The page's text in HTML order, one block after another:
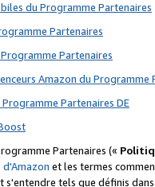
du Programme Partenaires
Partenaires
Partenaires
Amazon du Programme
Partenaires DE
Partenaires («
d'Amazon et les termes
s'entendre tels que définis